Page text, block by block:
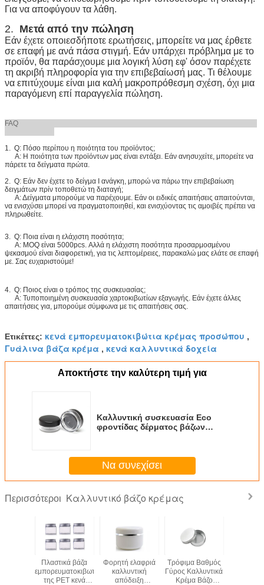
Για να αποφύγουν τα λάθη.
2. Μετά από την πώληση
Εάν έχετε οποιεσδήποτε ερωτήσεις, μπορείτε να μας έρθετε
σε επαφή με ανά πάσα στιγμή. Εάν υπάρχει πρόβλημα με το
προϊόν, θα παράσχουμε μια λογική λύση εφ' όσον παρέχετε
τη ακριβή πληροφορία για την επιβεβαίωσή μας. Τι θέλουμε
να επιτύχουμε είναι μια καλή μακροπρόθεσμη σχέση, όχι μια
παραγόμενη επί παραγγελία πώληση.
FAQ
1. Q: Πόσο περίπου η ποιότητα του προϊόντος;
Α: Η ποιότητα των προϊόντων μας είναι εντάξει. Εάν ανησυχείτε, μπορείτε να
πάρετε τα δείγματα πρώτα.
2. Q: Εάν δεν έχετε το δείγμα Ι ανάγκη, μπορώ να πάρω την επιβεβαίωση
δειγμάτων πρίν τοποθετώ τη διαταγή;
Α: Δείγματα μπορούμε να παρέχουμε. Εάν οι ειδικές απαιτήσεις απαιτούνται,
να ενισχύσει μπορεί να πραγματοποιηθεί, και ενισχύοντας τις αμοιβές πρέπει να
πληρωθείτε.
3. Q: Ποια είναι η ελάχιστη ποσότητα;
Α: MOQ είναι 5000pcs. Αλλά η ελάχιστη ποσότητα προσαρμοσμένου
ψεκασμού είναι διαφορετική, για τις λεπτομέρειες, παρακαλώ μας ελάτε σε επαφή
με. Σας ευχαριστούμε!
4. Q: Ποιος είναι ο τρόπος της συσκευασίας;
Α: Τυποποιημένη συσκευασία χαρτοκιβωτίων εξαγωγής. Εάν έχετε άλλες
απαιτήσεις για, μπορούμε σύμφωνα με τις απαιτήσεις σας.
Ετικέττες: κενά εμπορευματοκιβώτια κρέμας προσώπου ,
Γυάλινα βάζα κρέμα , κενά καλλυντικά δοχεία
Αποκτήστε την καλύτερη τιμή για
Καλλυντική συσκευασία Eco
φροντίδας δέρματος βάζων
Να συνεχίσει
Περισσότεροι Καλλυντικό βάζο κρέμας
Πλαστικά βάζα
εμπορευματοκιβωτίων
της PET κενά
Φορητή ελαφριά
καλλυντική
απόδειξη
Τρόφιμα Βαθμός
Γύρος Καλλυντικά
Κρέμα Βάζο